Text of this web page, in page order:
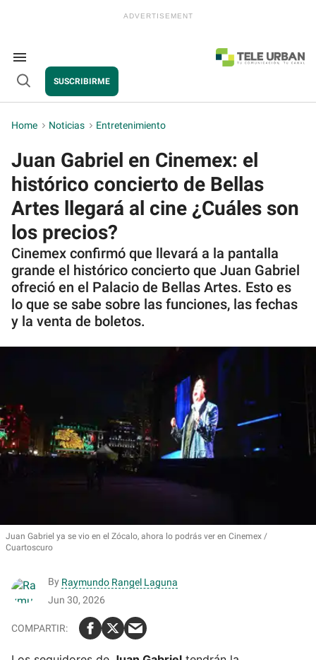
Search
&
Section
Navigation
Open
SUSCRIBIRME
Home > Noticias > Entretenimiento
Juan Gabriel en Cinemex: el
histórico concierto de Bellas
Artes llegará al cine ¿Cuáles son
los precios?
Cinemex confirmó que llevará a la pantalla
grande el histórico concierto que Juan Gabriel
ofreció en el Palacio de Bellas Artes. Esto es
lo que se sabe sobre las funciones, las fechas
y la venta de boletos.
Juan Gabriel ya se vio en el Zócalo, ahora lo podrás ver en Cinemex
Cuartoscuro
By Raymundo Rangel Laguna
Jun 30, 2026